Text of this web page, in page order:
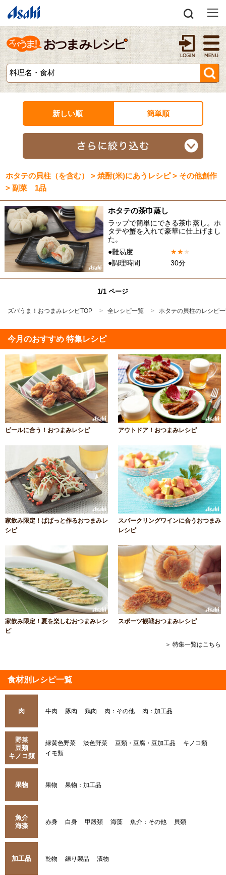
新しい順 簡単順
ホタテの貝柱（を含む） > 焼酎(米)にあうレシピ > その他創作
> 副菜 1品
ホタテの茶巾蒸し
ラップで簡単にできる茶巾蒸し。ホ
タテや蟹を入れて豪華に仕上げまし
た。
●難易度
★★★
●調理時間
30分
1/1 ページ
ズバうま！おつまみレシピTOP 全レシピ一覧 ホタテの貝柱のレシピ
今月のおすすめ 特集レシピ
ビールに合う！おつまみレシピ アウトドア！おつまみレシピ
家飲み限定！ぱぱっと作るおつまみレ
シピ
スパークリングワインに合うおつまみ
レシピ
家飲み限定！夏を楽しむおつまみレシ
ピ
スポーツ観戦おつまみレシピ
＞ 特集一覧はこちら
食材別レシピ一覧
肉 牛肉 豚肉 鶏肉 肉：その他 肉：加工品
野菜
豆類
キノコ類
緑黄色野菜 淡色野菜 豆類・豆腐・豆加工品
キノコ類
イモ類
果物 果物 果物：加工品
魚介
海藻
赤身 白身 甲殻類 海藻 魚介：その他 貝類
加工品 乾物 練り製品 漬物